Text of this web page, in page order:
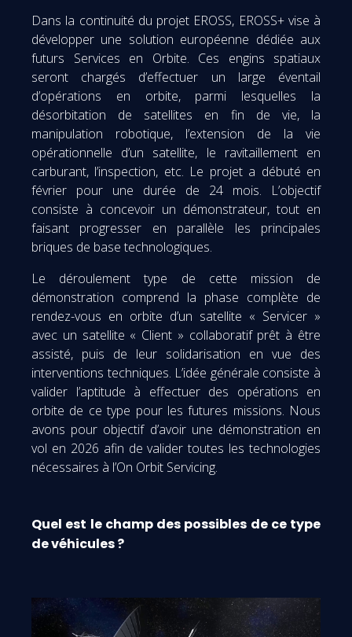
Dans la continuité du projet EROSS, EROSS+ vise à
développer une solution européenne dédiée aux
futurs Services en Orbite. Ces engins spatiaux
seront chargés d’effectuer un large éventail
d’opérations en orbite, parmi lesquelles la
désorbitation de satellites en fin de vie, la
manipulation robotique, l’extension de la vie
opérationnelle d’un satellite, le ravitaillement en
carburant, l’inspection, etc. Le projet a débuté en
février pour une durée de 24 mois. L’objectif
consiste à concevoir un démonstrateur, tout en
faisant progresser en parallèle les principales
briques de base technologiques.
Le déroulement type de cette mission de
démonstration comprend la phase complète de
rendez-vous en orbite d’un satellite « Servicer »
avec un satellite « Client » collaboratif prêt à être
assisté, puis de leur solidarisation en vue des
interventions techniques. L’idée générale consiste à
valider l’aptitude à effectuer des opérations en
orbite de ce type pour les futures missions. Nous
avons pour objectif d’avoir une démonstration en
vol en 2026 afin de valider toutes les technologies
nécessaires à l’On Orbit Servicing.
Quel est le champ des possibles de ce type
de véhicules ?